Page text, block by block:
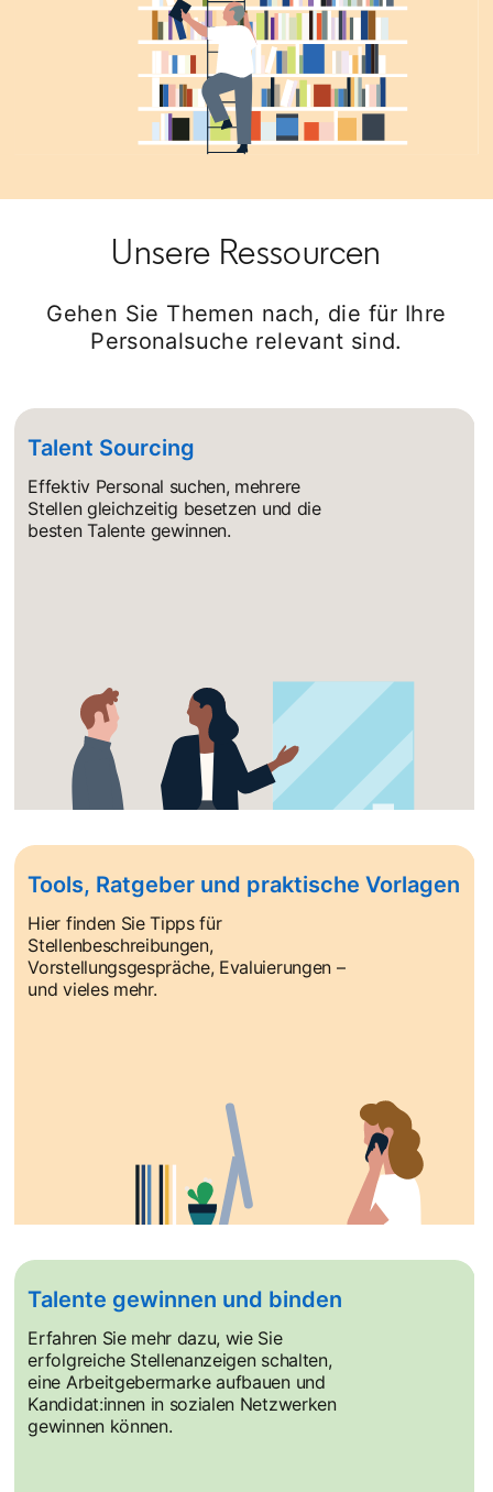
Unsere Ressourcen
Gehen Sie Themen nach, die für Ihre
Personalsuche relevant sind.
Talent Sourcing
Effektiv Personal suchen, mehrere
Stellen gleichzeitig besetzen und die
besten Talente gewinnen.
Tools, Ratgeber und praktische Vorlagen
Hier finden Sie Tipps für
Stellenbeschreibungen,
Vorstellungsgespräche, Evaluierungen –
und vieles mehr.
Talente gewinnen und binden
Erfahren Sie mehr dazu, wie Sie
erfolgreiche Stellenanzeigen schalten,
eine Arbeitgebermarke aufbauen und
Kandidat:innen in sozialen Netzwerken
gewinnen können.